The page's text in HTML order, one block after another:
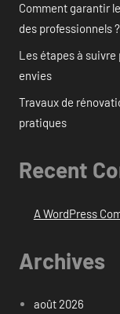
Comment garantir
des professionnels ?
Les étapes à
envies
Travaux de
pratiques
Recent
A WordPress
Archives
août 2026